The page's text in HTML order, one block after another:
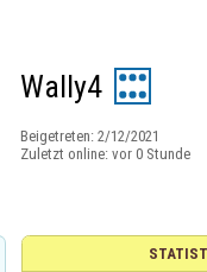
Wally4
Beigetreten: 2/12/2021
Zuletzt online: vor 0 Stunde